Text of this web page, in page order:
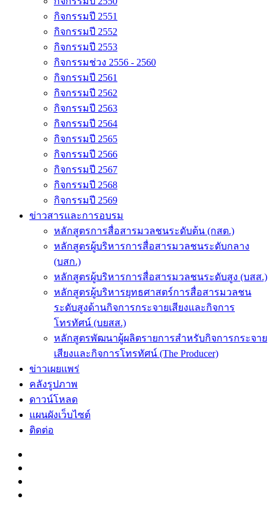
กิจกรรมปี 2551
กิจกรรมปี 2552
กิจกรรมปี 2553
กิจกรรมช่วง 2556 - 2560
กิจกรรมปี 2561
กิจกรรมปี 2562
กิจกรรมปี 2563
กิจกรรมปี 2564
กิจกรรมปี 2565
กิจกรรมปี 2566
กิจกรรมปี 2567
กิจกรรมปี 2568
กิจกรรมปี 2569
ข่าวสารและการอบรม
หลักสูตรการสื่อสารมวลชนระดับต้น (กสต.)
หลักสูตรผู้บริหารการสื่อสารมวลชนระดับกลาง
(บสก.)
หลักสูตรผู้บริหารการสื่อสารมวลชนระดับสูง (บสส.)
หลักสูตรผู้บริหารยุทธศาสตร์การสื่อสารมวลชน
ระดับสูงด้านกิจการกระจายเสียงและกิจการ
โทรทัศน์ (บยสส.)
หลักสูตรพัฒนาผู้ผลิตรายการสำหรับกิจการกระจาย
เสียงและกิจการโทรทัศน์ (The Producer)
ข่าวเผยแพร่
คลังรูปภาพ
ดาวน์โหลด
แผนผังเว็บไซต์
ติดต่อ